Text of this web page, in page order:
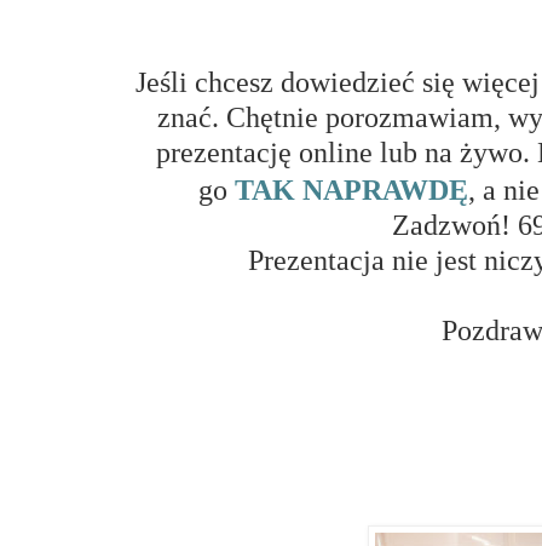
Jeśli chcesz dowiedzieć się
znać. Chętnie porozmawiam,
prezentację online lub na żywo.
go TAK NAPRAWDĘ, a
Zadzwoń!
Prezentacja nie jest